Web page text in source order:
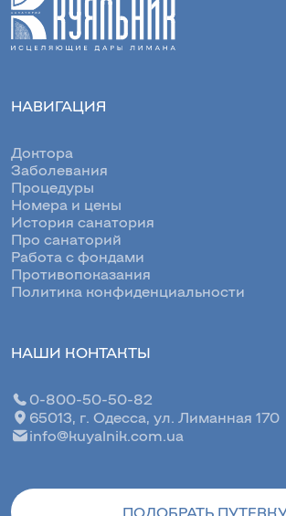
НАВИГАЦИЯ
Доктора
Заболевания
Процедуры
Номера и цены
История санатория
Про санаторий
Работа с фондами
Противопоказания
Политика конфиденциальности
НАШИ КОНТАКТЫ
0-800-50-50-82
65013, г. Одесса, ул. Лиманная 170
info@kuyalnik.com.ua
ПОДОБРАТЬ